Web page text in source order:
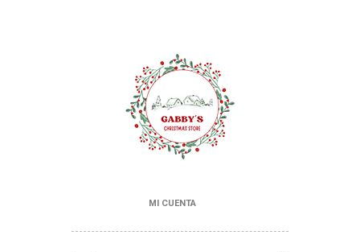
MI CUENTA